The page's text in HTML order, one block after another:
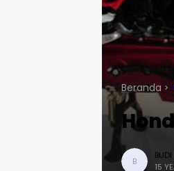
Beranda
B
15